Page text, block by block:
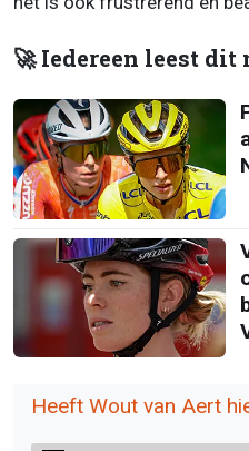
🚀 Iedereen leest dit
Heeft Wout van Aert